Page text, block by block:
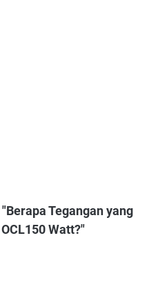
Tegangan yang
Watt?"